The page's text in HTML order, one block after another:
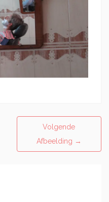
Volgende
Afbeelding →